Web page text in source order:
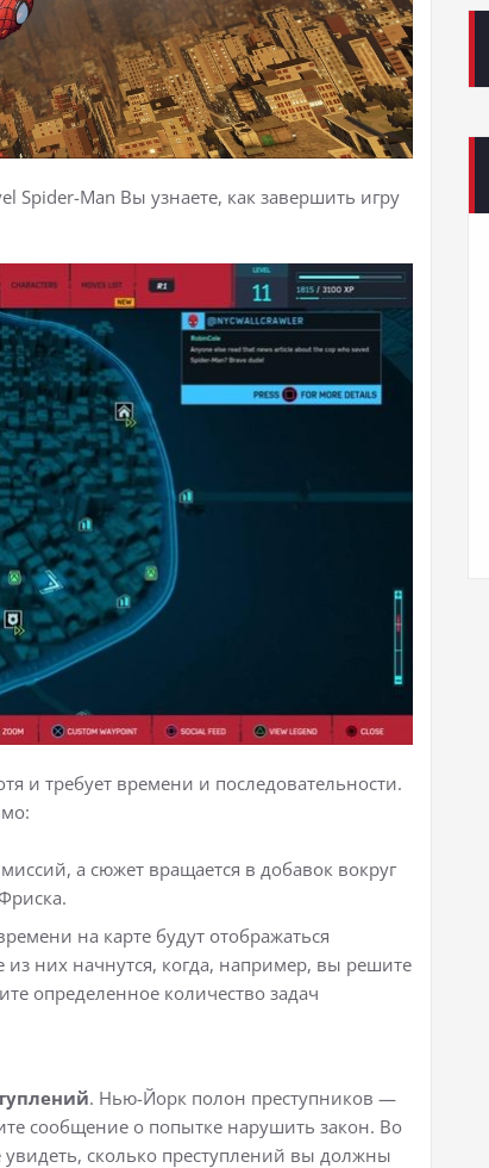
Spider-Man Вы узнаете, как завершить игру
и требует времени и последовательности.
а сюжет вращается в добавок вокруг
на карте будут отображаться
них начнутся, когда, например, вы решите
определенное количество задач
. Нью-Йорк полон преступников —
сообщение о попытке нарушить закон. Во
сколько преступлений вы должны